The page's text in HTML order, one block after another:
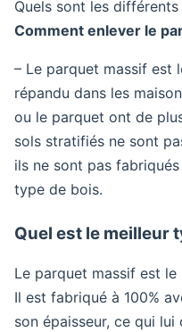
Quels sont les
Comment enlever le
– Le parquet massif est
répandu dans les
ou le parquet ont de
sols stratifiés ne sont
ils ne sont pas
type de bois.
Quel est le meilleur
Le parquet massif est
Il est fabriqué à 100%
son épaisseur, ce qui